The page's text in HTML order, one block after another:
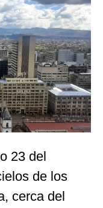
23 del
de los
cerca del